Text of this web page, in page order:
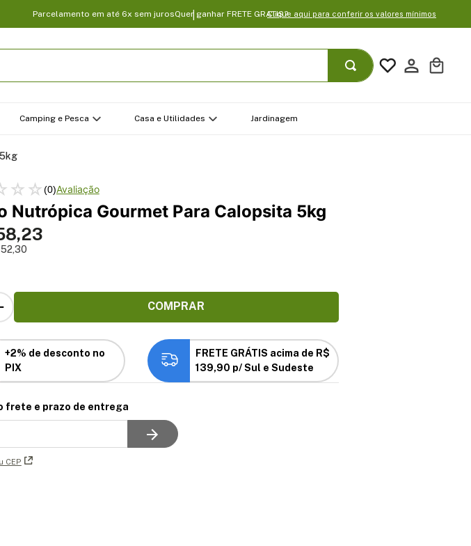
Parcelamento em até 6x sem jurosQuer ganhar FRETE GRATIS?Clique aqui para conferir os valores mínimos
Camping e Pesca Casa e Utilidades Jardinagem
☆ ☆(0)
Nutrópica Gourmet Para Calopsita 5kg
,23
52,30
COMPRAR
+2% de desconto no
PIX
FRETE GRÁTIS acima de R$
139,90 p/ Sul e Sudeste
frete e prazo de entrega
CEP